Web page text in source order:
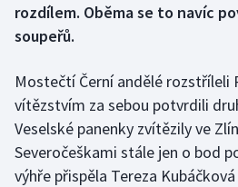
Dostihy
Florbal
Futsal
Golf
rozdílem. Oběma se to navíc
soupeřů.
Mostečtí Černí andělé rozstříleli
vítězstvím za sebou potvrdili
Veselské panenky zvítězily ve
Severočeškami stále jen o bod
výhře přispěla Tereza